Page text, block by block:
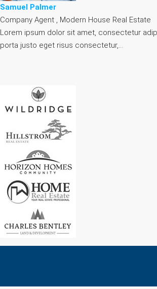
Samuel Palmer
Company Agent , Modern House Real Estate
Lorem ipsum dolor sit amet, consectetur
porta justo eget risus consectetur,…